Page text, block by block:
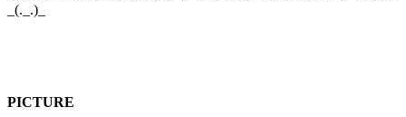
_(._.)_
PICTURE